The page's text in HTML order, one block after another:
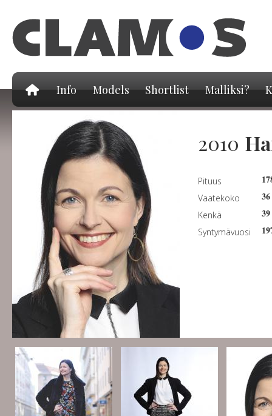
Info Models Shortlist Malliksi?
2010
Pituus
Vaatekoko 36
Kenkä 39
Syntymävuosi